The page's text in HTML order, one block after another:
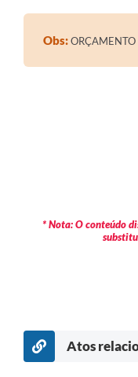
Obs:ORÇAMENTO
* Nota: O conteúdo
Atos